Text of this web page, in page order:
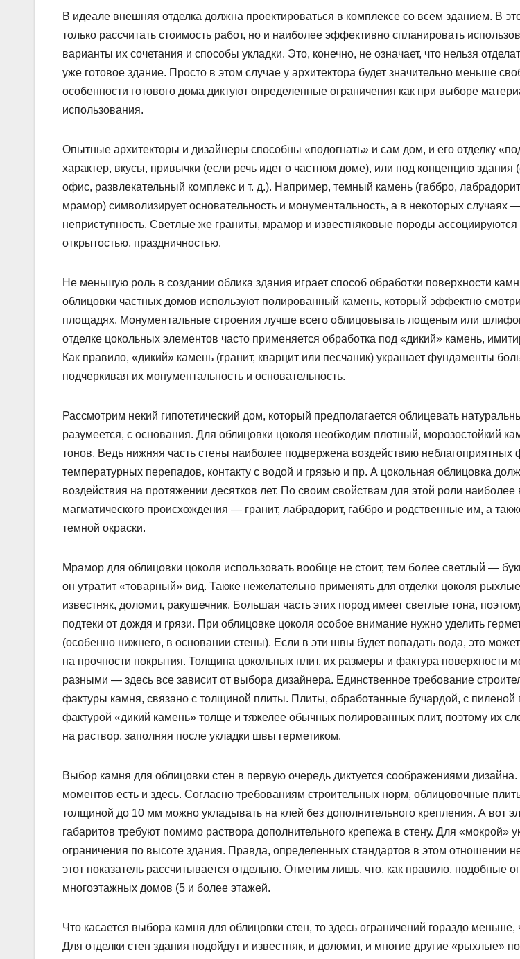
В идеале внешняя отделка должна проектироваться в комплексе со всем зданием. В
только рассчитать стоимость работ, но и наиболее эффективно спланировать
варианты их сочетания и способы укладки. Это, конечно, не означает, что нельзя
уже готовое здание. Просто в этом случае у архитектора будет значительно меньше
особенности готового дома диктуют определенные ограничения как при выборе
использования.
Опытные архитекторы и дизайнеры способны «подогнать» и сам дом, и его отделку
характер, вкусы, привычки (если речь идет о частном доме), или под концепцию здания
офис, развлекательный комплекс и т. д.). Например, темный камень (габбро,
мрамор) символизирует основательность и монументальность, а в некоторых случаях
неприступность. Светлые же граниты, мрамор и известняковые породы ассоциируются
открытостью, праздничностью.
Не меньшую роль в создании облика здания играет способ обработки поверхности
облицовки частных домов используют полированный камень, который эффектно
площадях. Монументальные строения лучше всего облицовывать лощеным или
отделке цокольных элементов часто применяется обработка под «дикий» камень,
Как правило, «дикий» камень (гранит, кварцит или песчаник) украшает фундаменты
подчеркивая их монументальность и основательность.
Рассмотрим некий гипотетический дом, который предполагается облицевать
разумеется, с основания. Для облицовки цоколя необходим плотный, морозостойкий
тонов. Ведь нижняя часть стены наиболее подвержена воздействию неблагоприятных
температурных перепадов, контакту с водой и грязью и пр. А цокольная облицовка
воздействия на протяжении десятков лет. По своим свойствам для этой роли наиболее
магматического происхождения — гранит, лабрадорит, габбро и родственные им, а
темной окраски.
Мрамор для облицовки цоколя использовать вообще не стоит, тем более светлый —
он утратит «товарный» вид. Также нежелательно применять для отделки цоколя
известняк, доломит, ракушечник. Большая часть этих пород имеет светлые тона,
подтеки от дождя и грязи. При облицовке цоколя особое внимание нужно уделить
(особенно нижнего, в основании стены). Если в эти швы будет попадать вода, это может
на прочности покрытия. Толщина цокольных плит, их размеры и фактура поверхности
разными — здесь все зависит от выбора дизайнера. Единственное требование
фактуры камня, связано с толщиной плиты. Плиты, обработанные бучардой, с пиленой
фактурой «дикий камень» толще и тяжелее обычных полированных плит, поэтому их
на раствор, заполняя после укладки швы герметиком.
Выбор камня для облицовки стен в первую очередь диктуется соображениями
моментов есть и здесь. Согласно требованиям строительных норм, облицовочные
толщиной до 10 мм можно укладывать на клей без дополнительного крепления. А вот
габаритов требуют помимо раствора дополнительного крепежа в стену. Для «мокрой»
ограничения по высоте здания. Правда, определенных стандартов в этом отношении
этот показатель рассчитывается отдельно. Отметим лишь, что, как правило, подобные
многоэтажных домов (5 и более этажей.
Что касается выбора камня для облицовки стен, то здесь ограничений гораздо
Для отделки стен здания подойдут и известняк, и доломит, и многие другие «рыхлые»